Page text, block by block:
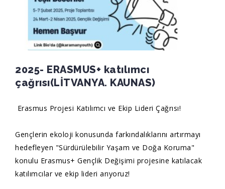
2025- ERASMUS+ katılımcı
çağrısı(LİTVANYA. KAUNAS)
Erasmus Projesi Katılımcı ve Ekip Lideri Çağrısı!
Gençlerin ekoloji konusunda farkındalıklarını artırmayı
hedefleyen "Sürdürülebilir Yaşam ve Doğa Koruma"
konulu Erasmus+ Gençlik Değişimi projesine katılacak
katılımcılar ve ekip lideri arıyoruz!